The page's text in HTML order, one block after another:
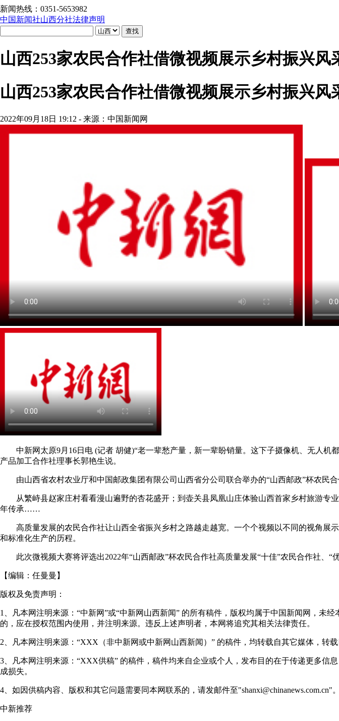
新闻热线：0351-5653982
中国新闻社山西分社法律声明
山西253家农民合作社借微视频展示乡村振兴风
山西253家农民合作社借微视频展示乡村振兴风
2022年09月18日 19:12 - 来源：中国新闻网
中新网太原9月16日电 (记者 胡健)“老一辈愁产量，新一辈盼销量。这下子摄像机、无人机
产品加工合作社理事长郭艳生说。
由山西省农村农业厅和中国邮政集团有限公司山西省分公司联合举办的“山西邮政”杯农民合
从繁峙县赵家庄村看看漫山遍野的杏花盛开；到壶关县凤凰山庄体验山西首家乡村旅游专
年传承……
高质量发展的农民合作社让山西全省振兴乡村之路越走越宽。一个个视频以不同的视角展
和标准化生产的历程。
此次微视频大赛将评选出2022年“山西邮政”杯农民合作社高质量发展“十佳”农民合作社、“
【编辑： 任曼曼 】
版权及免责声明：
1、凡本网注明来源：“中新网”或“中新网山西新闻” 的所有稿件，版权均属于中国新闻网，未
的，应在授权范围内使用，并注明来源。违反上述声明者，本网将追究其相关法律责任。
2、凡本网注明来源：“XXX（非中新网或中新网山西新闻）” 的稿件，均转载自其它媒体，转
3、凡本网注明来源：“XXX供稿” 的稿件，稿件均来自企业或个人，发布目的在于传递更多
成损失。
4、如因供稿内容、版权和其它问题需要同本网联系的，请发邮件至"shanxi@chinanews.com.cn"。
中新推荐